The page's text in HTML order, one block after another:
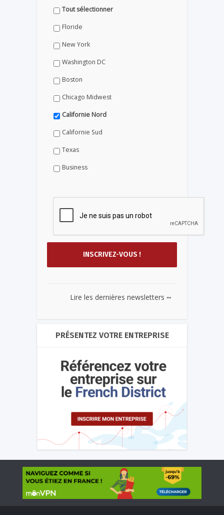
Tout sélectionner
Floride
New York
Washington DC
Boston
Chicago Midwest
Californie Nord
Californie Sud
Texas
Business
Lire les dernières newsletters ...
PRÉSENTEZ VOTRE ENTREPRISE